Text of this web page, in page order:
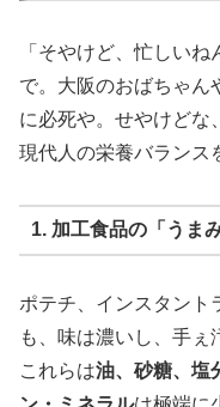
「そやけど、忙しい
で。大阪のおばちゃん
に必死や。せやけどな
現代人の栄養バランス
1. 加工食品の「うま
ポテチ、インスタン
も、味は濃いし、手ぇ
これらは油、砂糖、塩